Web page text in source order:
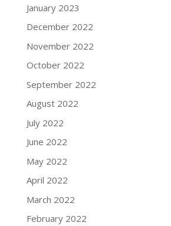
January 2023
December 2022
November 2022
October 2022
September 2022
August 2022
July 2022
June 2022
May 2022
April 2022
March 2022
February 2022